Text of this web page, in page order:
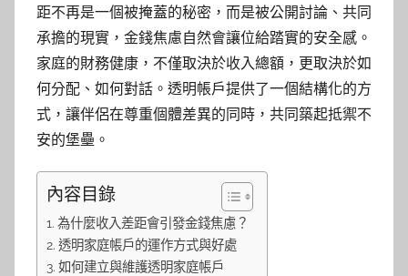
距不再是一個被掩蓋的秘密，而是被公開討論、共同
承擔的現實，金錢焦慮自然會讓位給踏實的安全感。
家庭的財務健康，不僅取決於收入總額，更取決於如
何分配、如何對話。透明帳戶提供了一個結構化的方
式，讓伴侶在尊重個體差異的同時，共同築起抵禦不
安的堡壘。
內容目錄
為什麼收入差距會引發金錢焦慮？
透明家庭帳戶的運作方式與好處
如何建立與維護透明家庭帳戶